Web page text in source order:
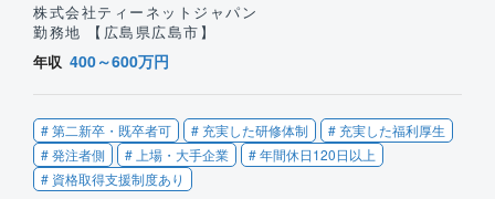
株式会社ティーネットジャパン
勤務地 【広島県広島市】
年収 400～600万円
# 第二新卒・既卒者可 # 充実した研修体制
# 充実した福利厚生
# 発注者側
# 上場・大手企業
# 年間休日120日以上
# 資格取得支援制度あり